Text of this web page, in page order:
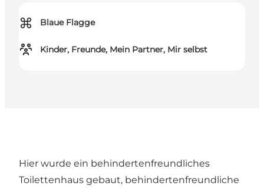
⌘ Blaue Flagge
Kinder, Freunde, Mein Partner, Mir selbst
Hier wurde ein behindertenfreundliches
Toilettenhaus gebaut, behindertenfreundliche